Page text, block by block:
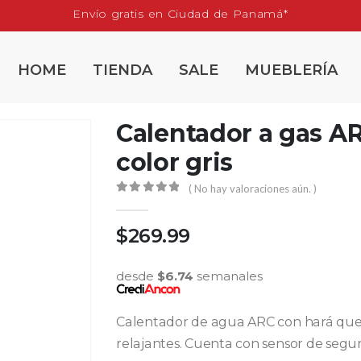
Envío gratis en Ciudad de Panamá*
HOME TIENDA SALE MUEBLERÍA
Calentador a gas
color gris
( No hay valoraciones aún. )
$269.99
desde $6.74 semanales
Calentador de agua ARC con hará
relajantes. Cuenta con sensor de